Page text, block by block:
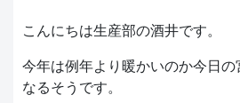
こんにちは生産部の酒井です。
今年は例年より暖かいのか今日
なるそうです。